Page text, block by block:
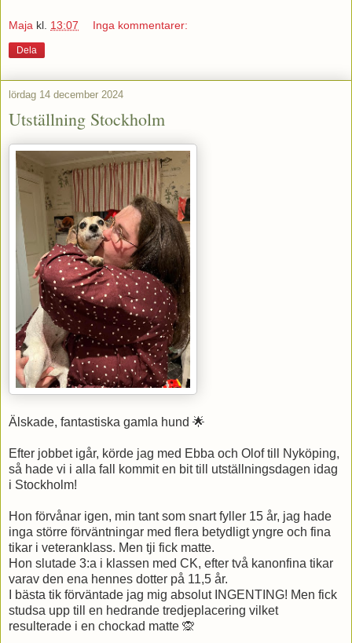
Maja kl. 13:07 Inga kommentarer:
Dela
lördag 14 december 2024
Utställning Stockholm
Älskade, fantastiska gamla hund 🌟
Efter jobbet igår, körde jag med Ebba och Olof till Nyköping,
så hade vi i alla fall kommit en bit till utställningsdagen idag
i Stockholm!
Hon förvånar igen, min tant som snart fyller 15 år, jag hade
inga större förväntningar med flera betydligt yngre och fina
tikar i veteranklass. Men tji fick matte.
Hon slutade 3:a i klassen med CK, efter två kanonfina tikar
varav den ena hennes dotter på 11,5 år.
I bästa tik förväntade jag mig absolut INGENTING! Men fick
studsa upp till en hedrande tredjeplacering vilket
resulterade i en chockad matte 🙊